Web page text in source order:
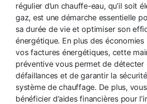
régulier d’un chauffe-eau, qu’il soit
gaz, est une démarche essentielle
sa durée de vie et optimiser son
énergétique. En plus des économies
vos factures énergétiques, cette
préventive vous permet de détecter
défaillances et de garantir la
système de chauffage. De plus,
bénéficier d’aides financières pour